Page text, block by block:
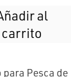
al
carrito
Pesca de